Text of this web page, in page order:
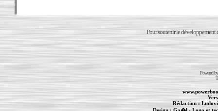
Pour soutenir le développement
Powered
Rédaction :